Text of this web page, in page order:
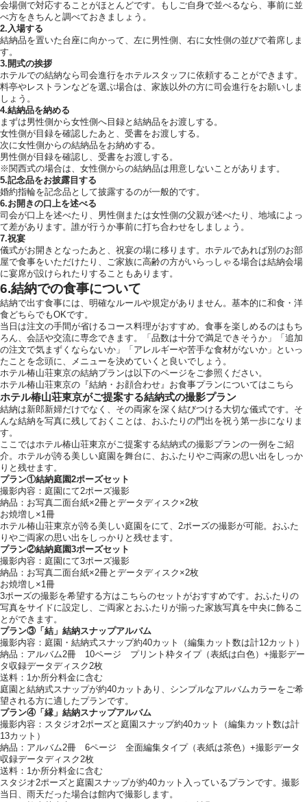
会場側で対応することがほとんどです。もしご自身で並べるなら、事前に並
べ方をきちんと調べておきましょう。
2.入場する
結納品を置いた台座に向かって、左に男性側、右に女性側の並びで着席しま
す。
3.開式の挨拶
ホテルでの結納なら司会進行をホテルスタッフに依頼することができます。
料亭やレストランなどを選ぶ場合は、家族以外の方に司会進行をお願いしま
しょう。
4.結納品を納める
まずは男性側から女性側へ目録と結納品をお渡しする。
女性側が目録を確認したあと、受書をお渡しする。
次に女性側からの結納品をお納めする。
男性側が目録を確認し、受書をお渡しする。
※関西式の場合は、女性側からの結納品は用意しないことがあります。
5.記念品をお披露目する
婚約指輪を記念品として披露するのが一般的です。
6.お開きの口上を述べる
司会が口上を述べたり、男性側または女性側の父親が述べたり、地域によっ
て差があります。誰が行うか事前に打ち合わせをしましょう。
7.祝宴
儀式がお開きとなったあと、祝宴の場に移ります。ホテルであれば別のお部
屋で食事をいただけたり、ご家族に高齢の方がいらっしゃる場合は結納会場
に宴席が設けられたりすることもあります。
6.結納での食事について
結納で出す食事には、明確なルールや規定がありません。基本的に和食・洋
食どちらでもOKです。
当日は注文の手間が省けるコース料理がおすすめ。食事を楽しめるのはもち
ろん、会話や交流に専念できます。「品数は十分で満足できそうか」「追加
の注文で気まずくならないか」「アレルギーや苦手な食材がないか」といっ
たことを念頭に、メニューを決めていくと良いでしょう。
ホテル椿山荘東京の結納プランは以下のページをご参照ください。
ホテル椿山荘東京の『結納・お顔合わせ』お食事プランについてはこちら
ホテル椿山荘東京がご提案する結納式の撮影プラン
結納は新郎新婦だけでなく、その両家を深く結びつける大切な儀式です。そ
んな結納を写真に残しておくことは、おふたりの門出を祝う第一歩になりま
す。
ここではホテル椿山荘東京がご提案する結納式の撮影プランの一例をご紹
介。ホテルが誇る美しい庭園を舞台に、おふたりやご両家の思い出をしっか
りと残せます。
プラン①結納庭園2ポーズセット
撮影内容：庭園にて2ポーズ撮影
納品：お写真二面台紙×2冊とデータディスク×2枚
お焼増し×1冊
ホテル椿山荘東京が誇る美しい庭園をにて、2ポーズの撮影が可能。おふた
りやご両家の思い出をしっかりと残せます。
プラン②結納庭園3ポーズセット
撮影内容：庭園にて3ポーズ撮影
納品：お写真二面台紙×2冊とデータディスク×2枚
お焼増し×1冊
3ポーズの撮影を希望する方はこちらのセットがおすすめです。おふたりの
写真をサイドに設定し、ご両家とおふたりが揃った家族写真を中央に飾るこ
とができます。
プラン③「結」結納スナップアルバム
撮影内容：庭園・結納式スナップ約40カット（編集カット数は計12カット）
納品：アルバム2冊 10ページ プリント枠タイプ（表紙は白色）+撮影デー
タ収録データディスク2枚
送料：1か所分料金に含む
庭園と結納式スナップが約40カットあり、シンプルなアルバムカラーをご希
望される方に適したプランです。
プラン④「縁」結納スナップアルバム
撮影内容：スタジオ2ポーズと庭園スナップ約40カット（編集カット数は計
13カット）
納品：アルバム2冊 6ページ 全面編集タイプ（表紙は茶色）+撮影データ
収録データディスク2枚
送料：1か所分料金に含む
スタジオ2ポーズと庭園スナップが約40カット入っているプランです。撮影
当日、雨天だった場合は館内で撮影します。